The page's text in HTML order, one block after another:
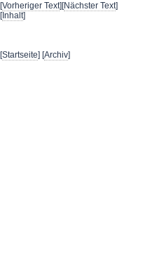
[Vorheriger Text][Nächster Text]
[Inhalt]
[Startseite] [Archiv]